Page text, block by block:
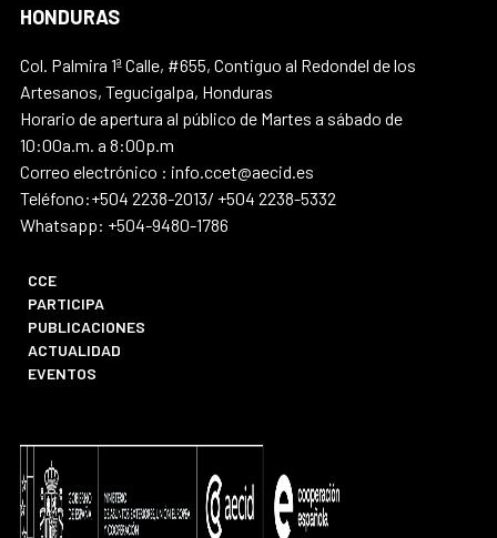
HONDURAS
Col. Palmira 1ª Calle, #655, Contiguo al Redondel de los
Artesanos, Tegucigalpa, Honduras
Horario de apertura al público de Martes a sábado de
10:00a.m. a 8:00p.m
Correo electrónico : info.ccet@aecid.es
Teléfono:+504 2238-2013/ +504 2238-5332
Whatsapp: +504-9480-1786
CCE
PARTICIPA
PUBLICACIONES
ACTUALIDAD
EVENTOS